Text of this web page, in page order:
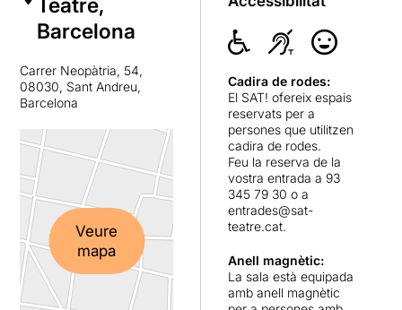
Teatre,
Barcelona
Carrer Neopàtria, 54,
08030, Sant Andreu,
Barcelona
Veure
mapa
Cadira de rodes:
El SAT! ofereix espais
reservats per a
persones que utilitzen
cadira de rodes.
Feu la reserva de la
vostra entrada a 93
345 79 30 o a
entrades@sat-
teatre.cat.
Anell magnètic:
La sala està equipada
amb anell magnètic